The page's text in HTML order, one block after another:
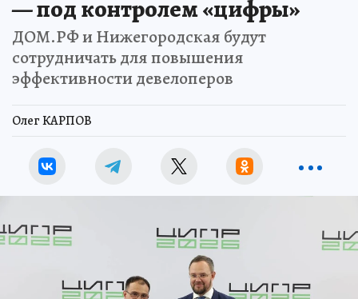
— под контролем «цифры»
ДОМ.РФ и Нижегородская будут
сотрудничать для повышения
эффективности девелоперов
Олег КАРПОВ